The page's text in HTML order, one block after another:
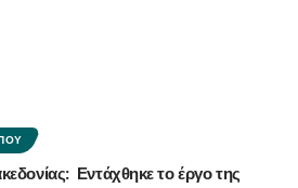
Εντάχθηκε το έργο της